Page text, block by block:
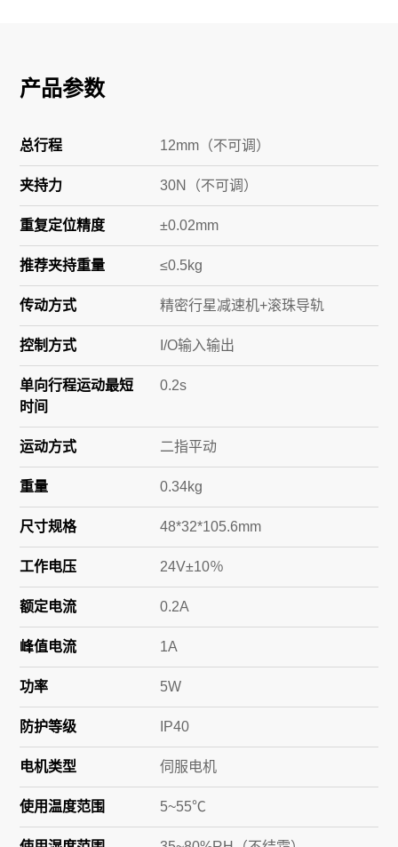
产品参数
总行程 12mm（不可调）
夹持力 30N（不可调）
重复定位精度 ±0.02mm
推荐夹持重量 ≤0.5kg
传动方式 精密行星减速机+滚珠导轨
控制方式 I/O输入输出
单向行程运动最短
时间
0.2s
运动方式 二指平动
重量 0.34kg
尺寸规格 48*32*105.6mm
工作电压 24V±10％
额定电流 0.2A
峰值电流 1A
功率 5W
防护等级 IP40
电机类型 伺服电机
使用温度范围 5~55℃